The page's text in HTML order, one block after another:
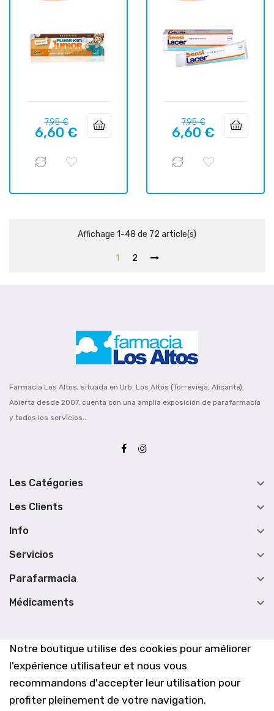
Notre boutique utilise des cookies pour améliorer
l'expérience utilisateur et nous vous
recommandons d'accepter leur utilisation pour
profiter pleinement de votre navigation.
Prix
habituel
7,95 €Prix
6,60 €
Prix
habituel
7,95 €Prix
6,60 €
Affichage 1-48 de 72 article(s)
1 2
Farmacia Los Altos, situada en Urb. Los Altos (Torrevieja, Alicante).
Abierta desde 2007, cuenta con una amplia exposición de parafarmacia
y todos los servicios..
Les Catégories 
Les Clients 
Info 
Servicios 
Parafarmacia 
Médicaments 